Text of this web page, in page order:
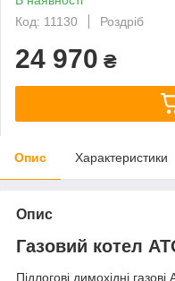
Код: 11130
Роздріб
24 970 ₴
Опис Характеристики
Опис
Газовий котел
Підлогові димохідні